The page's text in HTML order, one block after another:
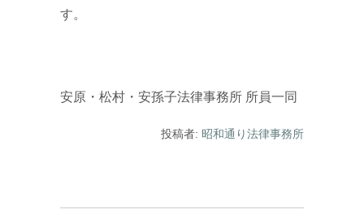
す。
安原・松村・安孫子法律事務所 所員一同
投稿者: 昭和通り法律事務所